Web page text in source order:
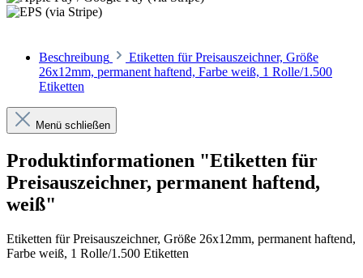
Beschreibung
Etiketten für Preisauszeichner, Größe
26x12mm, permanent haftend, Farbe weiß, 1 Rolle/1.500
Etiketten
Menü schließen
Produktinformationen "Etiketten für
Preisauszeichner, permanent haftend,
weiß"
Etiketten für Preisauszeichner, Größe 26x12mm, permanent haftend,
Farbe weiß, 1 Rolle/1.500 Etiketten